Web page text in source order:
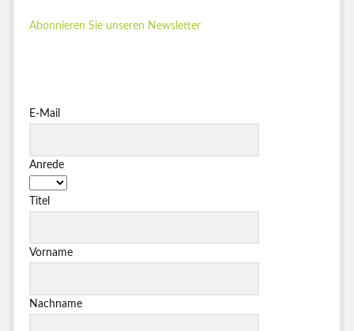
Abonnieren Sie unseren Newsletter
E-Mail
Anrede
Titel
Vorname
Nachname